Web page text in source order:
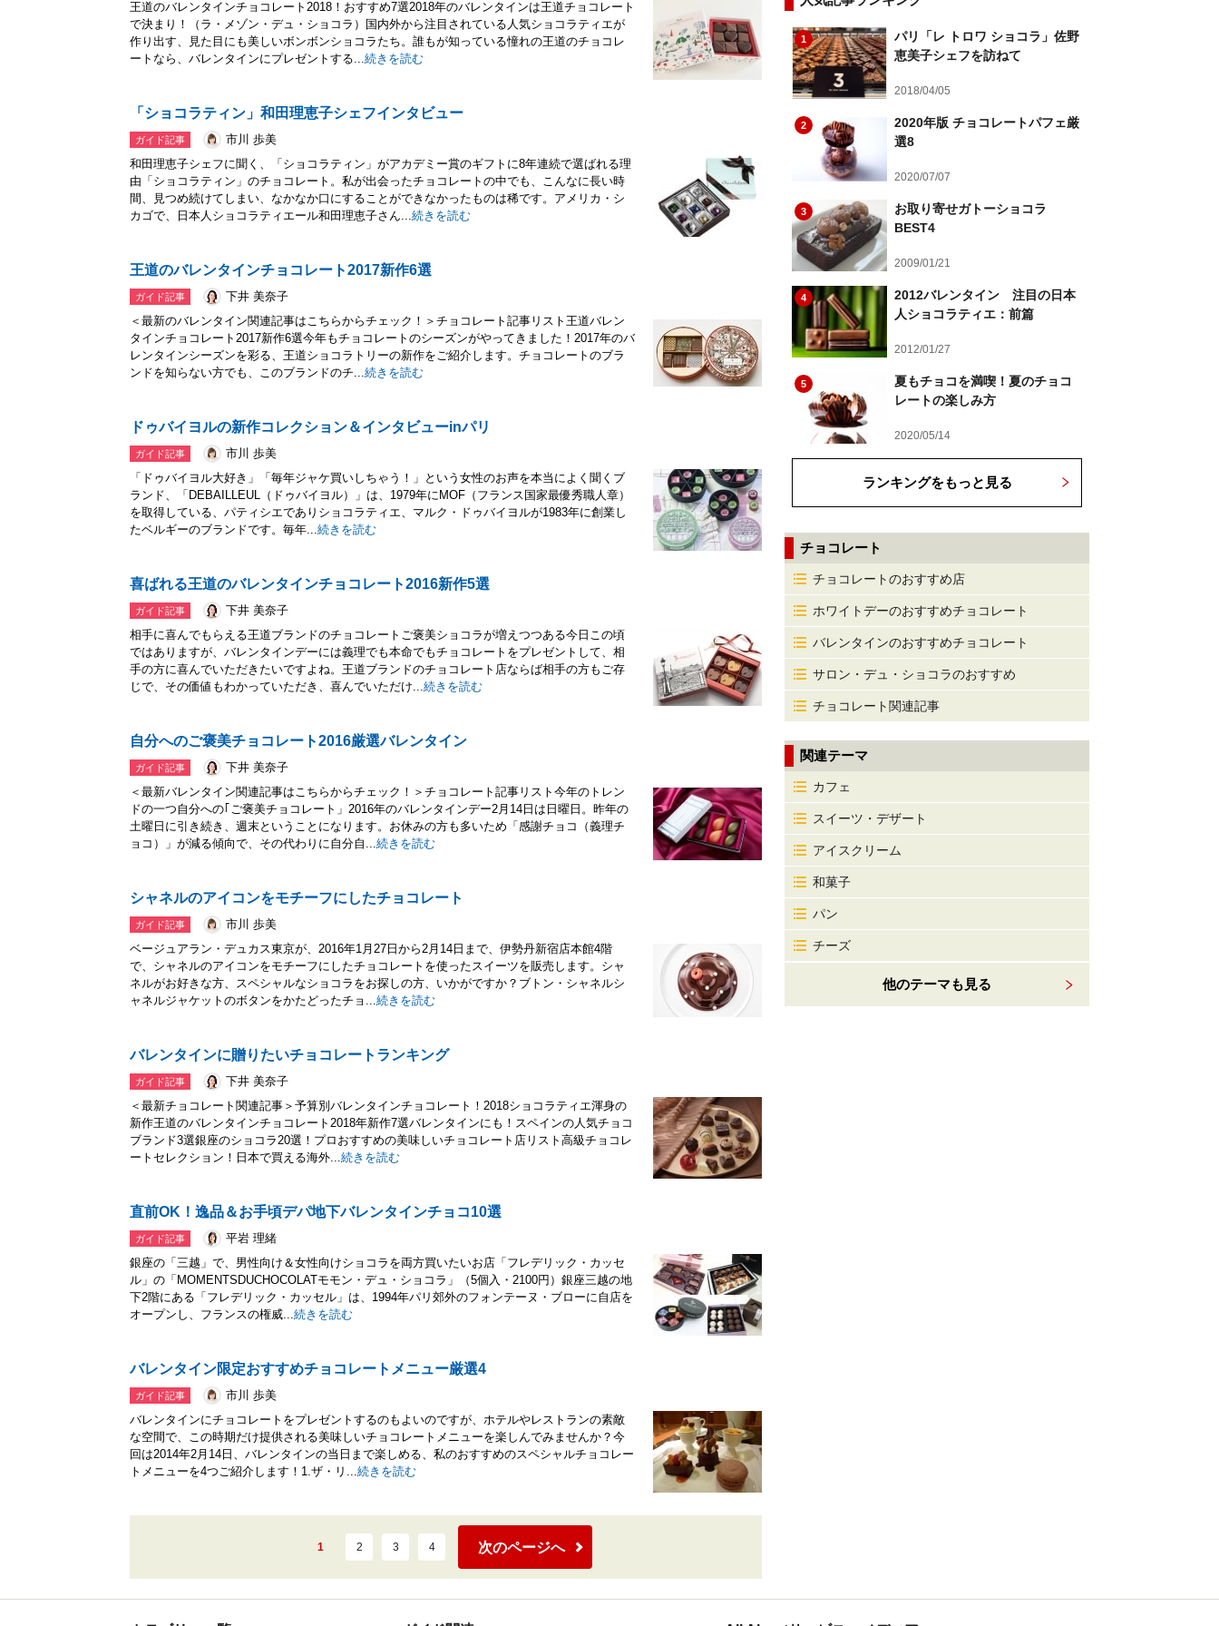
王道のバレンタインチョコレート2018！おすすめ7選2018年のバレンタインは王道チョコレート
で決まり！（ラ・メゾン・デュ・ショコラ）国内外から注目されている人気ショコラティエが
作り出す、見た目にも美しいボンボンショコラたち。誰もが知っている憧れの王道のチョコレ
ートなら、バレンタインにプレゼントする...続きを読む
「ショコラティン」和田理恵子シェフインタビュー
ガイド記事
市川 歩美
和田理恵子シェフに聞く、「ショコラティン」がアカデミー賞のギフトに8年連続で選ばれる理
由「ショコラティン」のチョコレート。私が出会ったチョコレートの中でも、こんなに長い時
間、見つめ続けてしまい、なかなか口にすることができなかったものは稀です。アメリカ・シ
カゴで、日本人ショコラティエール和田理恵子さん...続きを読む
王道のバレンタインチョコレート2017新作6選
ガイド記事
下井 美奈子
＜最新のバレンタイン関連記事はこちらからチェック！＞チョコレート記事リスト王道バレン
タインチョコレート2017新作6選今年もチョコレートのシーズンがやってきました！2017年のバ
レンタインシーズンを彩る、王道ショコラトリーの新作をご紹介します。チョコレートのブラ
ンドを知らない方でも、このブランドのチ...続きを読む
ドゥバイヨルの新作コレクション＆インタビューinパリ
ガイド記事
市川 歩美
「ドゥバイヨル大好き」「毎年ジャケ買いしちゃう！」という女性のお声を本当によく聞くブ
ランド、「DEBAILLEUL（ドゥバイヨル）」は、1979年にMOF（フランス国家最優秀職人章）
を取得している、パティシエでありショコラティエ、マルク・ドゥバイヨルが1983年に創業し
たベルギーのブランドです。毎年...続きを読む
喜ばれる王道のバレンタインチョコレート2016新作5選
ガイド記事
下井 美奈子
相手に喜んでもらえる王道ブランドのチョコレートご褒美ショコラが増えつつある今日この頃
ではありますが、バレンタインデーには義理でも本命でもチョコレートをプレゼントして、相
手の方に喜んでいただきたいですよね。王道ブランドのチョコレート店ならば相手の方もご存
じで、その価値もわかっていただき、喜んでいただけ...続きを読む
自分へのご褒美チョコレート2016厳選バレンタイン
ガイド記事
下井 美奈子
＜最新バレンタイン関連記事はこちらからチェック！＞チョコレート記事リスト今年のトレン
ドの一つ自分への｢ご褒美チョコレート」2016年のバレンタインデー2月14日は日曜日。昨年の
土曜日に引き続き、週末ということになります。お休みの方も多いため「感謝チョコ（義理チ
ョコ）」が減る傾向で、その代わりに自分自...続きを読む
シャネルのアイコンをモチーフにしたチョコレート
ガイド記事
市川 歩美
ベージュアラン・デュカス東京が、2016年1月27日から2月14日まで、伊勢丹新宿店本館4階
で、シャネルのアイコンをモチーフにしたチョコレートを使ったスイーツを販売します。シャ
ネルがお好きな方、スペシャルなショコラをお探しの方、いかがですか？ブトン・シャネルシ
ャネルジャケットのボタンをかたどったチョ...続きを読む
バレンタインに贈りたいチョコレートランキング
ガイド記事
下井 美奈子
＜最新チョコレート関連記事＞予算別バレンタインチョコレート！2018ショコラティエ渾身の
新作王道のバレンタインチョコレート2018年新作7選バレンタインにも！スペインの人気チョコ
ブランド3選銀座のショコラ20選！プロおすすめの美味しいチョコレート店リスト高級チョコレ
ートセレクション！日本で買える海外...続きを読む
直前OK！逸品＆お手頃デパ地下バレンタインチョコ10選
ガイド記事
平岩 理緒
銀座の「三越」で、男性向け＆女性向けショコラを両方買いたいお店「フレデリック・カッセ
ル」の「MOMENTSDUCHOCOLATモモン・デュ・ショコラ」（5個入・2100円）銀座三越の地
下2階にある「フレデリック・カッセル」は、1994年パリ郊外のフォンテーヌ・ブローに自店を
オープンし、フランスの権威...続きを読む
バレンタイン限定おすすめチョコレートメニュー厳選4
ガイド記事
市川 歩美
バレンタインにチョコレートをプレゼントするのもよいのですが、ホテルやレストランの素敵
な空間で、この時期だけ提供される美味しいチョコレートメニューを楽しんでみませんか？今
回は2014年2月14日、バレンタインの当日まで楽しめる、私のおすすめのスペシャルチョコレー
トメニューを4つご紹介します！1.ザ・リ...続きを読む
1 2 3 4 次のページへ
1
パリ「レ トロワ ショコラ」佐野
恵美子シェフを訪ねて
2018/04/05
2
2020年版 チョコレートパフェ厳
選8
2020/07/07
3
お取り寄せガトーショコラ
BEST4
2009/01/21
4
2012バレンタイン 注目の日本
人ショコラティエ：前篇
2012/01/27
5
夏もチョコを満喫！夏のチョコ
レートの楽しみ方
2020/05/14
ランキングをもっと見る
チョコレート
チョコレートのおすすめ店
ホワイトデーのおすすめチョコレート
バレンタインのおすすめチョコレート
サロン・デュ・ショコラのおすすめ
チョコレート関連記事
関連テーマ
カフェ
スイーツ・デザート
アイスクリーム
和菓子
パン
チーズ
他のテーマも見る